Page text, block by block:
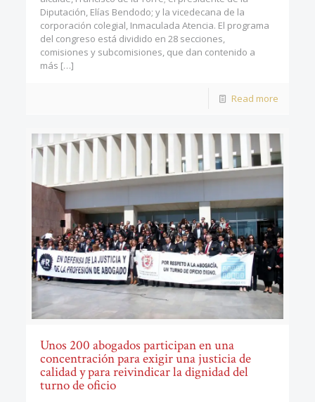
Diputación, Elías Bendodo; y la vicedecana de la
corporación colegial, Inmaculada Atencia. El programa
del congreso está dividido en 28 secciones,
comisiones y subcomisiones, que dan contenido a
más […]
Read more
Unos 200 abogados participan en una
concentración para exigir una justicia de
calidad y para reivindicar la dignidad del
turno de oficio